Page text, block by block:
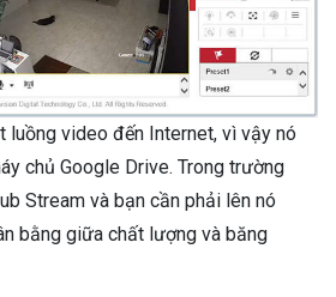
luồng video đến Internet, vì vậy nó
chủ Google Drive. Trong trường
Stream và bạn cần phải lên nó
bằng giữa chất lượng và băng